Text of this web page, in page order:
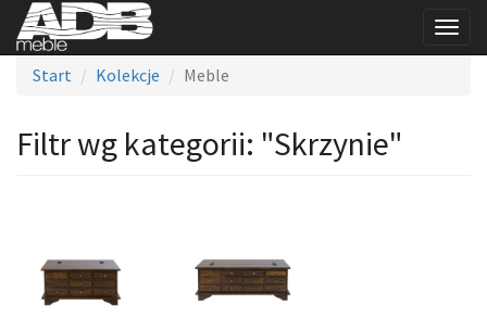
Start
Kolekcje Meble
Filtr wg kategorii: "Skrzynie"